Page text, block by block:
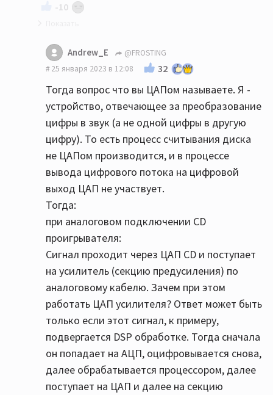
-10
ЦАП усилителя получается тогда всегда
работает и ЦАП CD тоже. Что оказывает
конечное влияние на звук? Вообще не шутил,
т.к. вопрос не такой уж тривиальный, как
может показаться на первый взгляд.
ОлЮнидИзЛав хорошо написал, но почему так
происходит (если действительно так) для
меня неочевидно. Сигнал (что по аналогу, что
по цифре) попадает на ЦАП усилителя и с
вероятностью 100% также обрабатывается
ЦАПом самого плеера ибо это не транспорт, а
плеер.
Чисто практически разница между аналогом и
toslink есть и её слышно на моей аппаратуре.
Andrew_E
@FROSTING
25 января 2023 в 12:08
32
Тогда вопрос что вы ЦАПом называете. Я -
устройство, отвечающее за преобразование
цифры в звук (а не одной цифры в другую
цифру). То есть процесс считывания диска
не ЦАПом производится, и в процессе
вывода цифрового потока на цифровой
выход ЦАП не участвует.
Тогда:
при аналоговом подключении CD
проигрывателя:
Сигнал проходит через ЦАП CD и поступает
на усилитель (секцию предусиления) по
аналоговому кабелю. Зачем при этом
работать ЦАП усилителя? Ответ может быть
только если этот сигнал, к примеру,
подвергается DSP обработке. Тогда сначала
он попадает на АЦП, оцифровывается снова,
далее обрабатывается процессором, далее
поступает на ЦАП и далее на секцию